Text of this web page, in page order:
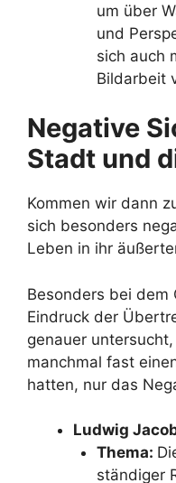
um über
und
sich auch
Bildarbeit
Negative
Stadt und
Kommen wir dann
sich besonders
Leben in ihr
Besonders bei dem
Eindruck der
genauer
manchmal fast
hatten, nur das
Ludwig
Thema:
ständiger